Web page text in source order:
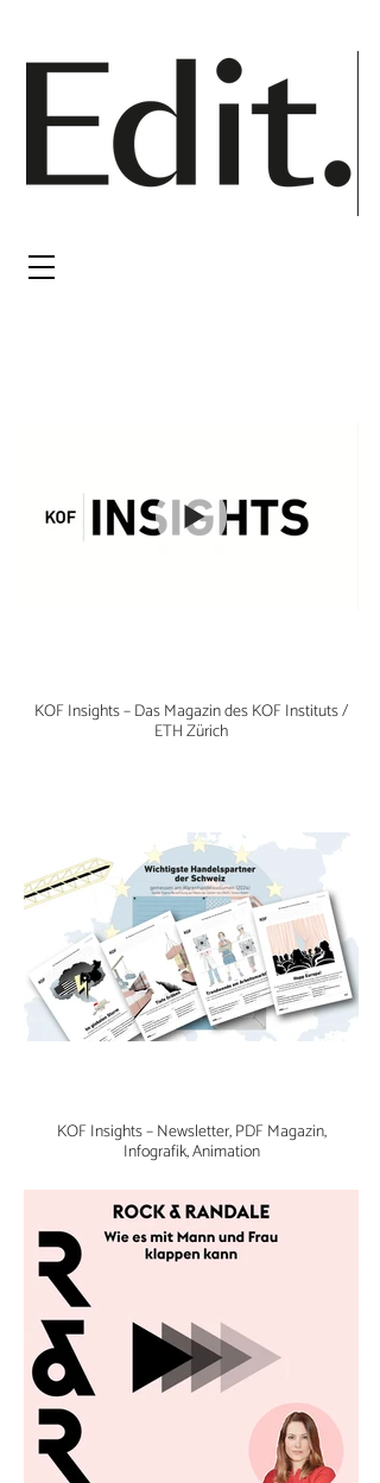
KOF Insights – Das Magazin des KOF Instituts /
ETH Zürich
KOF Insights – Newsletter, PDF Magazin,
Infografik, Animation